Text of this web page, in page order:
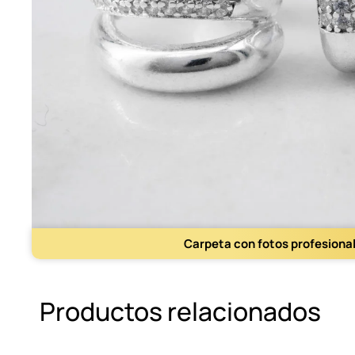
Carpeta con fotos
Productos relacionados